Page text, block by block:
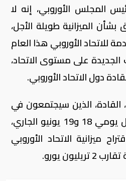
المجلس الأوروبي، إنه لا
الميزانية طويلة الأجل،
للاتحاد الأوروبي هذا العام
على مستوى الاتحاد،
دول الاتحاد الأوروبي.
القادة، الذين سيجتمعون في
بروكسل الأسبوع المقبل يومي 18 و19 يونيو الجاري،
ميزانية الاتحاد الأوروبي
يورو.